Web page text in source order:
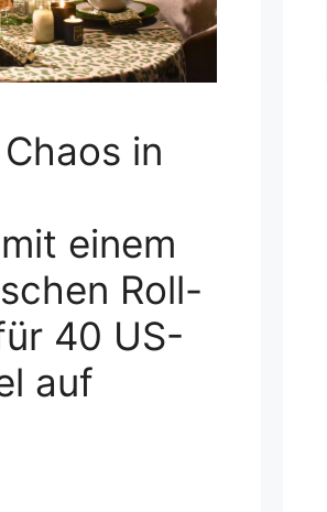
in
einem
Roll-
40 US-
auf